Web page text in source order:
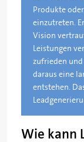
Produkte
einzutreten.
Vision
Leistungen
zufrieden
daraus eine
entstehen.
Wie kann